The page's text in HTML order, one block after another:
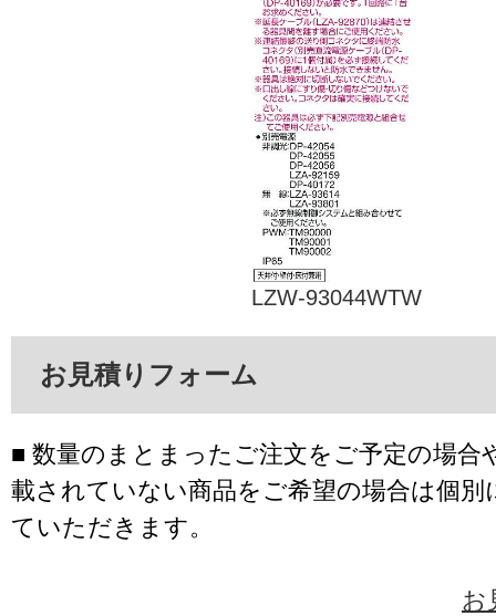
LZW-93044WTW
お見積りフォーム
■ 数量のまとまったご注文をご予定の場合
載されていない商品をご希望の場合は個別
ていただきます。
お